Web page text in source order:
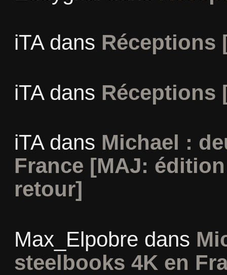
iTAdans Réceptions
iTAdans Réceptions
iTAdans Michael :
France [MAJ:
retour]
Max_Elpobre dans
steelbooks 4K en